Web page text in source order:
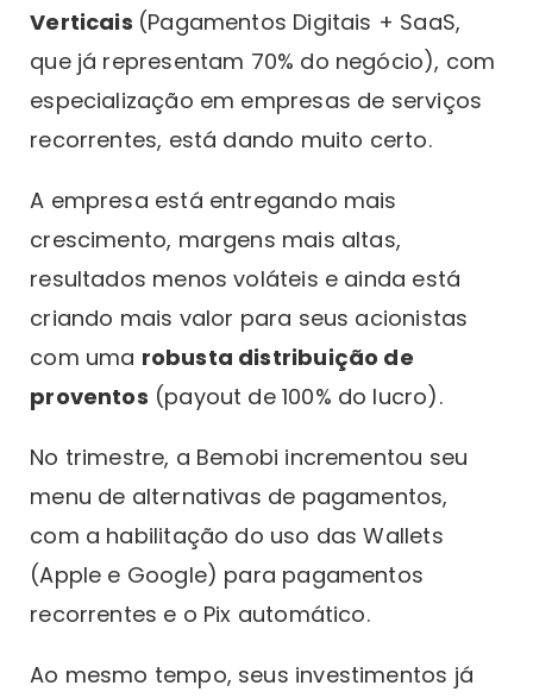
Verticais (Pagamentos Digitais + SaaS,
que já representam 70% do negócio), com
especialização em empresas de serviços
recorrentes, está dando muito certo.
A empresa está entregando mais
crescimento, margens mais altas,
resultados menos voláteis e ainda está
criando mais valor para seus acionistas
com uma robusta distribuição de
proventos (payout de 100% do lucro).
No trimestre, a Bemobi incrementou seu
menu de alternativas de pagamentos,
com a habilitação do uso das Wallets
(Apple e Google) para pagamentos
recorrentes e o Pix automático.
Ao mesmo tempo, seus investimentos já